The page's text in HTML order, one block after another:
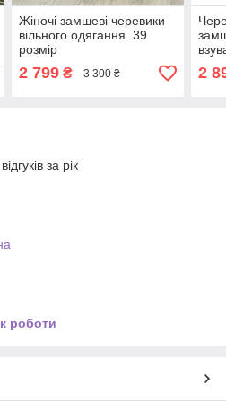
Жіночі замшеві черевики
вільного одягання. 39
розмір
2 799₴ 3 300 ₴ 2
за рік
роботи